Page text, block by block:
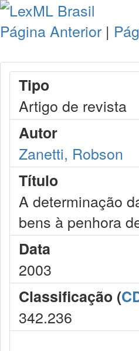
Página Anterior |
Tipo
Artigo de revista
Autor
Zanetti, Robson
Título
A determinação
bens à penhora
Data
2003
Classificação (
342.236